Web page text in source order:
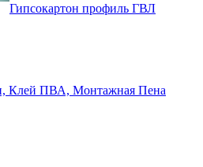
Гипсокартон профиль ГВЛ
Клей ПВА, Монтажная Пена